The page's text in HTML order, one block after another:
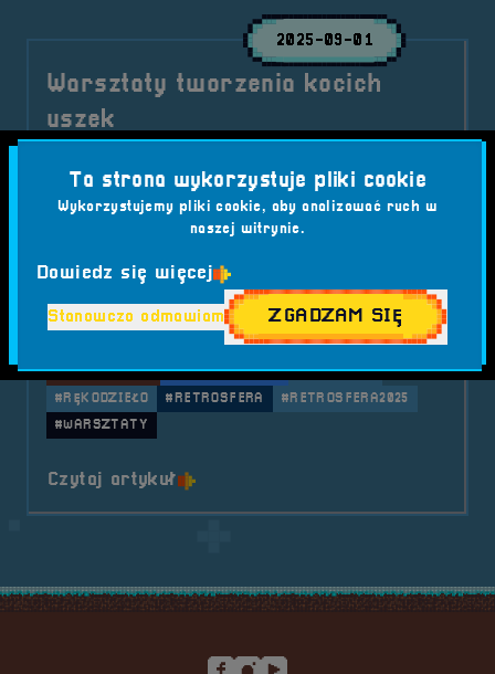
2025-09-01
Warsztaty tworzenia kocich
uszek
Kreatywny akcent cosplayowy, świetna zabawa i
wyjątkowa pamiątka z festiwalu – zapraszamy
na warsztaty tworzenia kocich uszek podczas
Kategorie wpisu:
Aktualności RetroSfera vol. 7 Warsztaty
#COSPLAY
#FESTIWALGIER
#KOCIEUSZKA
#KREATYWNOŚĆ
#OKFFENIX
#RĘKODZIEŁO
#RETROSFERA
#RETROSFERA2025
#WARSZTATY
Czytaj artykuło tytule Warsztaty tworzenia
Ta strona wykorzystuje pliki cookie
Wykorzystujemy pliki cookie, aby analizować ruch w
naszej witrynie.
Dowiedz się więcej
Stanowczo odmawiam ZGADZAM SIĘ